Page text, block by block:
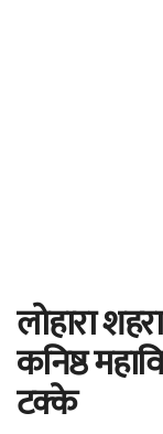
लोहारा
कनिष्ठ
टक्के